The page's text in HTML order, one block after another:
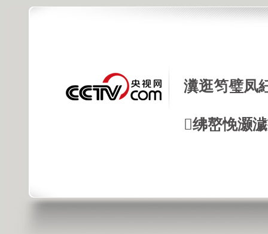
瀵逛笉璧凤
绋嶅悗灏